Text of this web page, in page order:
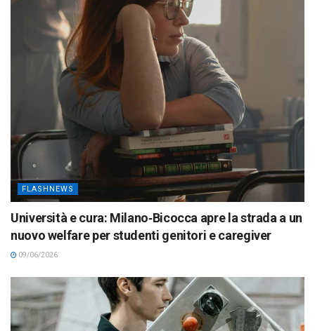
FLASHNEWS
Università e cura: Milano‑Bicocca apre la strada a un
nuovo welfare per studenti genitori e caregiver
09/06/2026